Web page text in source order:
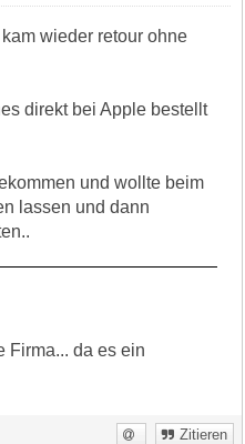
wieder retour ohne
direkt bei Apple bestellt
und wollte beim
lassen und dann
Firma... da es ein
Zitieren